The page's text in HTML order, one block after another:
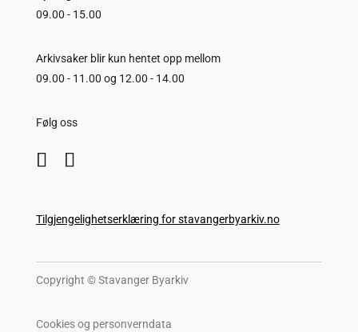
09.00 - 15.00
Arkivsaker blir kun hentet opp mellom
09.00 - 11.00 og 12.00 - 14.00
Følg oss
Tilgjengelighetserklæring for stavangerbyarkiv.no
Copyright © Stavanger Byarkiv
Cookies og personverndata